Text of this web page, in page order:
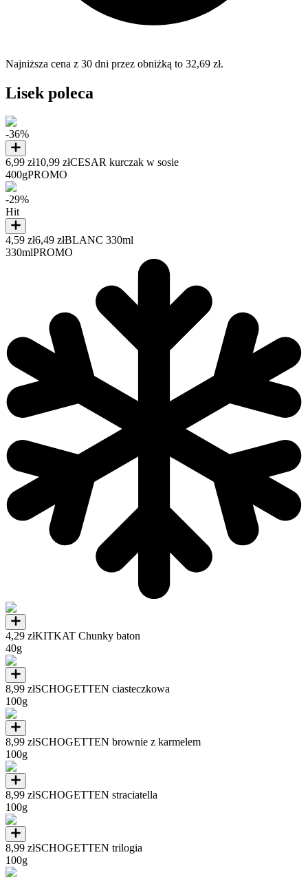
Najniższa cena z 30 dni przez obniżką to 32,69 zł.
Lisek poleca
-36%
6,99 zł10,99 złCESAR kurczak w sosie
400gPROMO
-29%
Hit
4,59 zł6,49 złBLANC 330ml
330mlPROMO
4,29 złKITKAT Chunky baton
40g
8,99 złSCHOGETTEN ciasteczkowa
100g
8,99 złSCHOGETTEN brownie z karmelem
100g
8,99 złSCHOGETTEN straciatella
100g
8,99 złSCHOGETTEN trilogia
100g